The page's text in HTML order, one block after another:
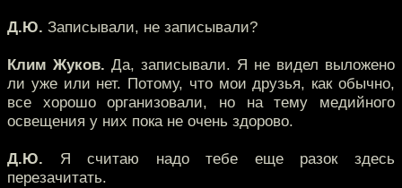
Д.Ю. Записывали, не записывали?
Клим Жуков. Да, записывали. Я не видел выложено
ли уже или нет. Потому, что мои друзья, как обычно,
все хорошо организовали, но на тему медийного
освещения у них пока не очень здорово.
Д.Ю. Я считаю надо тебе еще разок здесь
перезачитать.